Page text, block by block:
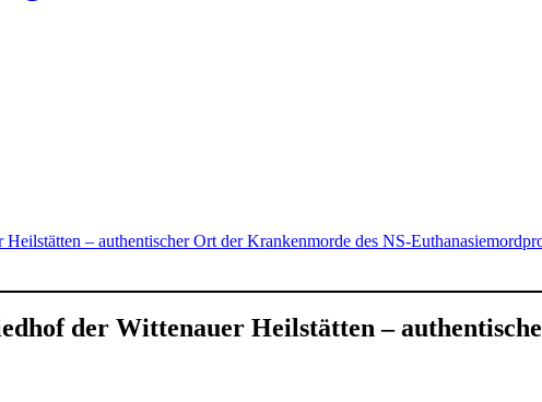
– authentischer Ort der Krankenmorde des NS-
der Wittenauer Heilstätten –